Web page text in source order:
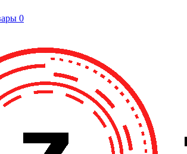
0